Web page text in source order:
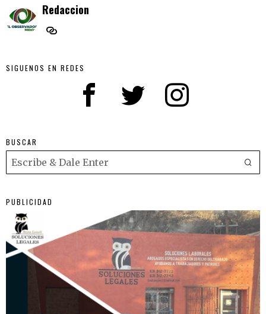
Redaccion
SIGUENOS EN REDES
BUSCAR
PUBLICIDAD